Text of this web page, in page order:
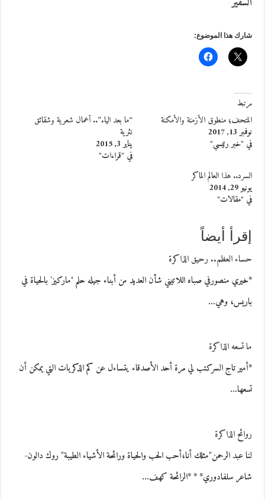
شارك هذا الموضوع:
مرتبط
المتحف؛ منطوق الأزمنة والأمكنة
نوفمبر 13, 2017
في "خبر رئيسي"
“ما بعد الياء”.. أعمال شعرية وشقائق
نثرية
يناير 3, 2015
في "قراءات"
السرد.. هذا العالم الماكر
يونيو 29, 2014
في "مقالات"
إقرأ أيضاً
حساء العظم.. رحيق الذاكرة
*خيري منصورفي صباه اللاتيني شأن العديد من أبناء جيله حلم ‘ماركيز′ بالحياة في
باريس، وهي…
ما تسعه الذاكرة
*أمير تاج السركتب لي مرة أحد الأصدقاء يتساءل عن كم الذكريات التي يمكن أن
تسعها…
روائح الذاكرة
لنا عبد الرحمن"مثلك أنا،أحب الحب والحياة ورائحة الأشياء الطيبة" روك دالون-
شاعر سلفادوري* * *الرائحة كهف…